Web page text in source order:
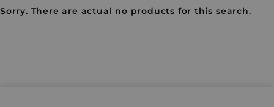
Sorry. There are actual no products for this search.